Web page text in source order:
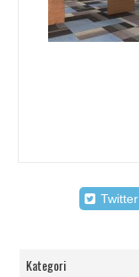
Twitter
Kategori